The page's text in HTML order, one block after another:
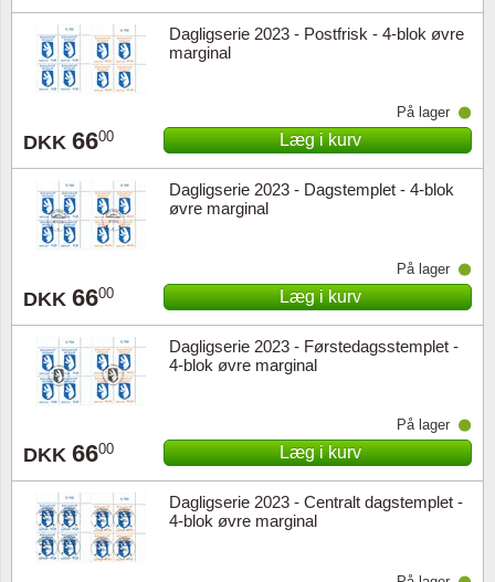
Dagligserie 2023 - Postfrisk - 4-blok øvre
marginal
DKK 6600
På lager
Læg i kurv
Dagligserie 2023 - Dagstemplet - 4-blok
øvre marginal
DKK 6600
På lager
Læg i kurv
Dagligserie 2023 - Førstedagsstemplet -
4-blok øvre marginal
DKK 6600
På lager
Læg i kurv
Dagligserie 2023 - Centralt dagstemplet -
4-blok øvre marginal